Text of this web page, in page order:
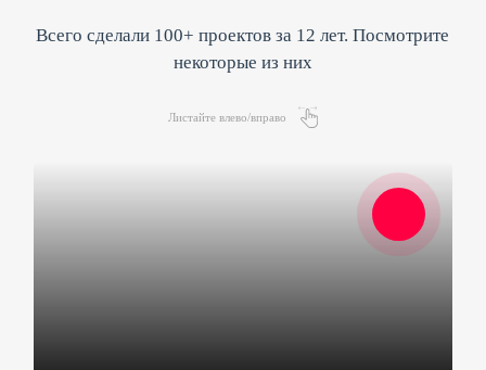
Всего сделали 100+ проектов за 12 лет. Посмотрите
некоторые из них
Листайте влево/вправо